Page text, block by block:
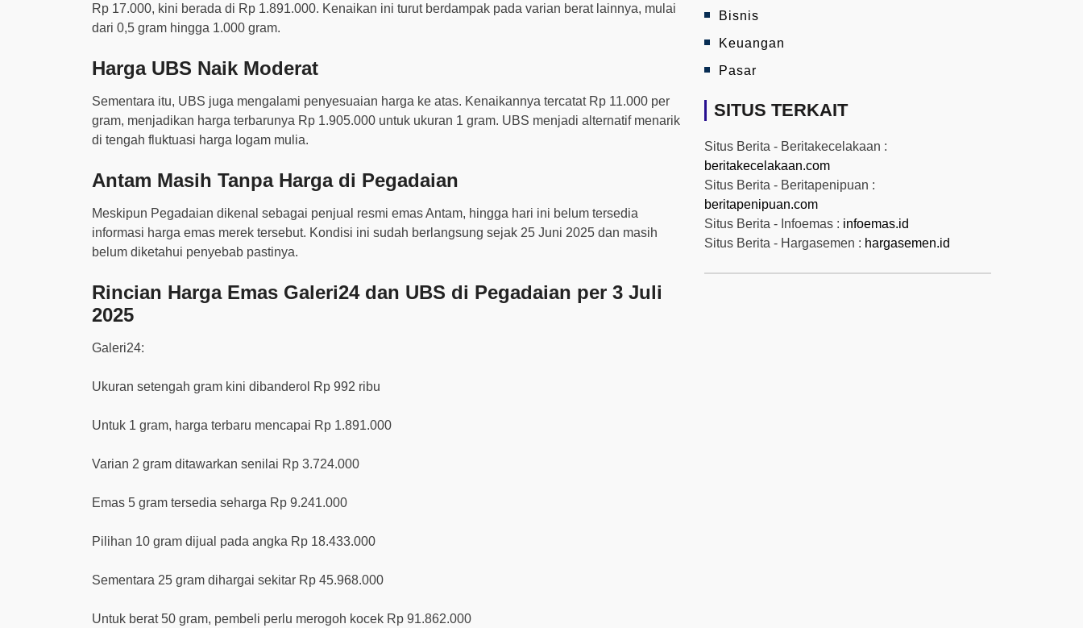
Rp 17.000, kini berada di Rp 1.891.000. Kenaikan ini turut berdampak pada varian berat lainnya, mulai
dari 0,5 gram hingga 1.000 gram.
Harga UBS Naik Moderat
Sementara itu, UBS juga mengalami penyesuaian harga ke atas. Kenaikannya tercatat Rp 11.000 per
gram, menjadikan harga terbarunya Rp 1.905.000 untuk ukuran 1 gram. UBS menjadi alternatif menarik
di tengah fluktuasi harga logam mulia.
Antam Masih Tanpa Harga di Pegadaian
Meskipun Pegadaian dikenal sebagai penjual resmi emas Antam, hingga hari ini belum tersedia
informasi harga emas merek tersebut. Kondisi ini sudah berlangsung sejak 25 Juni 2025 dan masih
belum diketahui penyebab pastinya.
Rincian Harga Emas Galeri24 dan UBS di Pegadaian per 3 Juli
2025
Galeri24:
Ukuran setengah gram kini dibanderol Rp 992 ribu
Untuk 1 gram, harga terbaru mencapai Rp 1.891.000
Varian 2 gram ditawarkan senilai Rp 3.724.000
Emas 5 gram tersedia seharga Rp 9.241.000
Pilihan 10 gram dijual pada angka Rp 18.433.000
Sementara 25 gram dihargai sekitar Rp 45.968.000
Untuk berat 50 gram, pembeli perlu merogoh kocek Rp 91.862.000
Bisnis
Keuangan
Pasar
SITUS TERKAIT
Situs Berita - Beritakecelakaan :
beritakecelakaan.com
Situs Berita - Beritapenipuan :
beritapenipuan.com
Situs Berita - Infoemas : infoemas.id
Situs Berita - Hargasemen : hargasemen.id